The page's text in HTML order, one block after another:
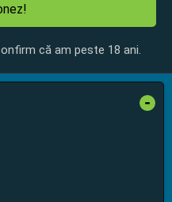
că am peste 18 ani.
-